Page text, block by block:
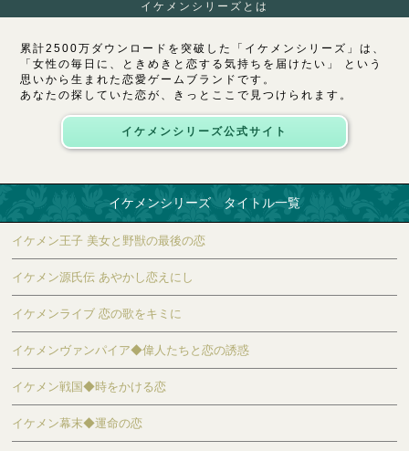
イケメンシリーズとは
累計2500万ダウンロードを突破した「イケメンシリーズ」は、
「女性の毎日に、ときめきと恋する気持ちを届けたい」 という
思いから生まれた恋愛ゲームブランドです。
あなたの探していた恋が、きっとここで見つけられます。
イケメンシリーズ公式サイト
イケメンシリーズ タイトル一覧
イケメン王子 美女と野獣の最後の恋
イケメン源氏伝 あやかし恋えにし
イケメンライブ 恋の歌をキミに
イケメンヴァンパイア◆偉人たちと恋の誘惑
イケメン戦国◆時をかける恋
イケメン幕末◆運命の恋